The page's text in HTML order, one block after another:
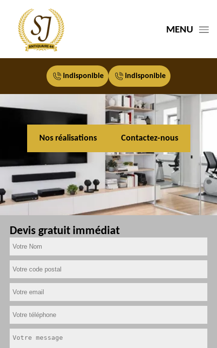
MENU
indisponible indisponible
Nos réalisations Contactez-nous
Devis gratuit immédiat